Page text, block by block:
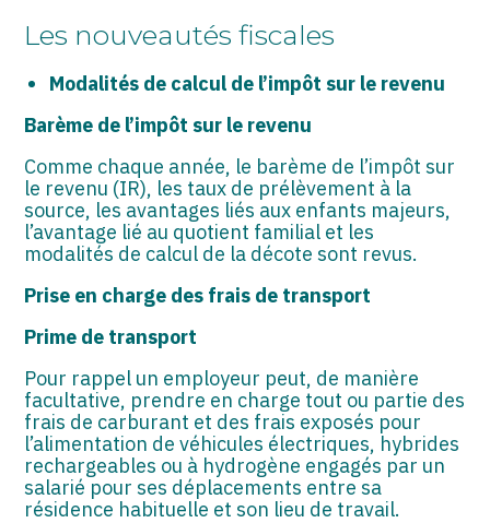
START-UP
SECTEUR AUDIOVISUEL
Les nouveautés fiscales
Modalités de calcul de l’impôt sur le revenu
Barème de l’impôt sur le revenu
Comme chaque année, le barème de l’impôt sur
le revenu (IR), les taux de prélèvement à la
source, les avantages liés aux enfants majeurs,
l’avantage lié au quotient familial et les
modalités de calcul de la décote sont revus.
Prise en charge des frais de transport
Prime de transport
Pour rappel un employeur peut, de manière
facultative, prendre en charge tout ou partie des
frais de carburant et des frais exposés pour
l’alimentation de véhicules électriques, hybrides
rechargeables ou à hydrogène engagés par un
salarié pour ses déplacements entre sa
résidence habituelle et son lieu de travail.